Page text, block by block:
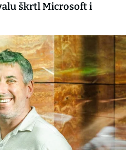
škrtl Microsoft i